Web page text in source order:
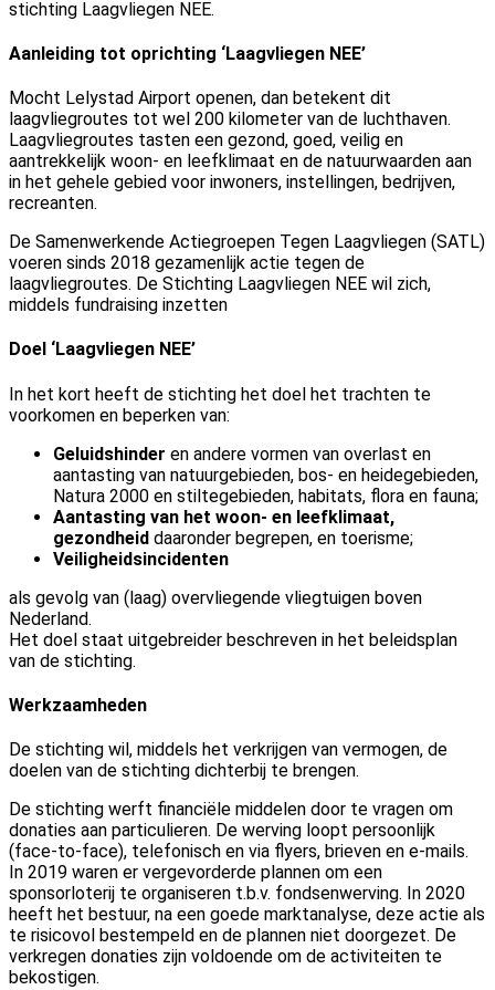
stichting Laagvliegen NEE.
Aanleiding tot oprichting ‘Laagvliegen NEE’
Mocht Lelystad Airport openen, dan betekent dit
laagvliegroutes tot wel 200 kilometer van de luchthaven.
Laagvliegroutes tasten een gezond, goed, veilig en
aantrekkelijk woon- en leefklimaat en de natuurwaarden aan
in het gehele gebied voor inwoners, instellingen, bedrijven,
recreanten.
De Samenwerkende Actiegroepen Tegen Laagvliegen (SATL)
voeren sinds 2018 gezamenlijk actie tegen de
laagvliegroutes. De Stichting Laagvliegen NEE wil zich,
middels fundraising inzetten
Doel ‘Laagvliegen NEE’
In het kort heeft de stichting het doel het trachten te
voorkomen en beperken van:
Geluidshinder en andere vormen van overlast en
aantasting van natuurgebieden, bos- en heidegebieden,
Natura 2000 en stiltegebieden, habitats, flora en fauna;
Aantasting van het woon- en leefklimaat,
gezondheid daaronder begrepen, en toerisme;
Veiligheidsincidenten
als gevolg van (laag) overvliegende vliegtuigen boven
Nederland.
Het doel staat uitgebreider beschreven in het beleidsplan
van de stichting.
Werkzaamheden
De stichting wil, middels het verkrijgen van vermogen, de
doelen van de stichting dichterbij te brengen.
De stichting werft financiële middelen door te vragen om
donaties aan particulieren. De werving loopt persoonlijk
(face-to-face), telefonisch en via flyers, brieven en e-mails.
In 2019 waren er vergevorderde plannen om een
sponsorloterij te organiseren t.b.v. fondsenwerving. In 2020
heeft het bestuur, na een goede marktanalyse, deze actie als
te risicovol bestempeld en de plannen niet doorgezet. De
verkregen donaties zijn voldoende om de activiteiten te
bekostigen.